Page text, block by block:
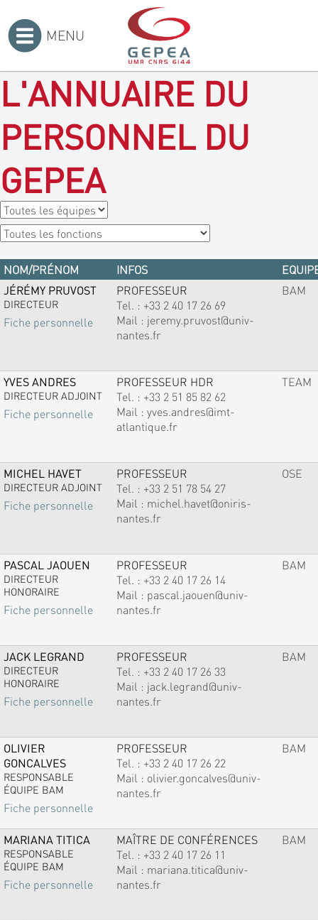
MENU
L'ANNUAIRE DU
PERSONNEL DU
GEPEA
NOM/PRÉNOM INFOS
JÉRÉMY PRUVOST
DIRECTEUR
Fiche personnelle
PROFESSEUR
Tel. : +33 2 40 17 26 69
Mail : jeremy.pruvost@univ-
nantes.fr
BAM
YVES ANDRES
DIRECTEUR ADJOINT
Fiche personnelle
PROFESSEUR HDR
Tel. : +33 2 51 85 82 62
Mail : yves.andres@imt-
atlantique.fr
TEAM
MICHEL HAVET
DIRECTEUR ADJOINT
Fiche personnelle
PROFESSEUR
Tel. : +33 2 51 78 54 27
Mail : michel.havet@oniris-
nantes.fr
OSE
PASCAL JAOUEN
DIRECTEUR
HONORAIRE
Fiche personnelle
PROFESSEUR
Tel. : +33 2 40 17 26 14
Mail : pascal.jaouen@univ-
nantes.fr
BAM
JACK LEGRAND
DIRECTEUR
HONORAIRE
Fiche personnelle
PROFESSEUR
Tel. : +33 2 40 17 26 33
Mail : jack.legrand@univ-
nantes.fr
BAM
OLIVIER
GONCALVES
RESPONSABLE
ÉQUIPE BAM
Fiche personnelle
PROFESSEUR
Tel. : +33 2 40 17 26 22
Mail : olivier.goncalves@univ-
nantes.fr
BAM
MARIANA TITICA
RESPONSABLE
ÉQUIPE BAM
Fiche personnelle
MAÎTRE DE CONFÉRENCES
Tel. : +33 2 40 17 26 11
Mail : mariana.titica@univ-
nantes.fr
BAM